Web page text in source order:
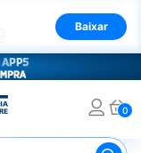
Baixar
0